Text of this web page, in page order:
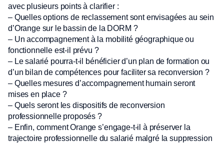
avec plusieurs points à clarifier :
– Quelles options de reclassement sont envisagées au sein
d’Orange sur le bassin de la DORM ?
– Un accompagnement à la mobilité géographique ou
fonctionnelle est-il prévu ?
– Le salarié pourra-t-il bénéficier d’un plan de formation ou
d’un bilan de compétences pour faciliter sa reconversion ?
– Quelles mesures d’accompagnement humain seront
mises en place ?
– Quels seront les dispositifs de reconversion
professionnelle proposés ?
– Enfin, comment Orange s’engage-t-il à préserver la
trajectoire professionnelle du salarié malgré la suppression